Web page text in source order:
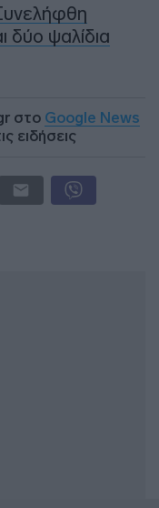
δύο ψαλίδια
στο Google News
ειδήσεις